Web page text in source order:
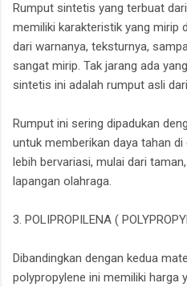
Rumput sintetis yang terbuat
memiliki karakteristik yang mirip
dari warnanya, teksturnya,
sangat mirip. Tak jarang ada
sintetis ini adalah rumput asli
Rumput ini sering dipadukan
untuk memberikan daya tahan di
lebih bervariasi, mulai dari
lapangan olahraga.
3. POLIPROPILENA (
Dibandingkan dengan kedua
polypropylene ini memiliki harga